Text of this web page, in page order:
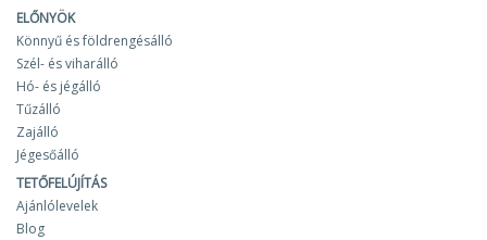
ELŐNYÖK
Könnyű és földrengésálló
Szél- és viharálló
Hó- és jégálló
Tűzálló
Zajálló
Jégesőálló
TETŐFELÚJÍTÁS
Ajánlólevelek
Blog